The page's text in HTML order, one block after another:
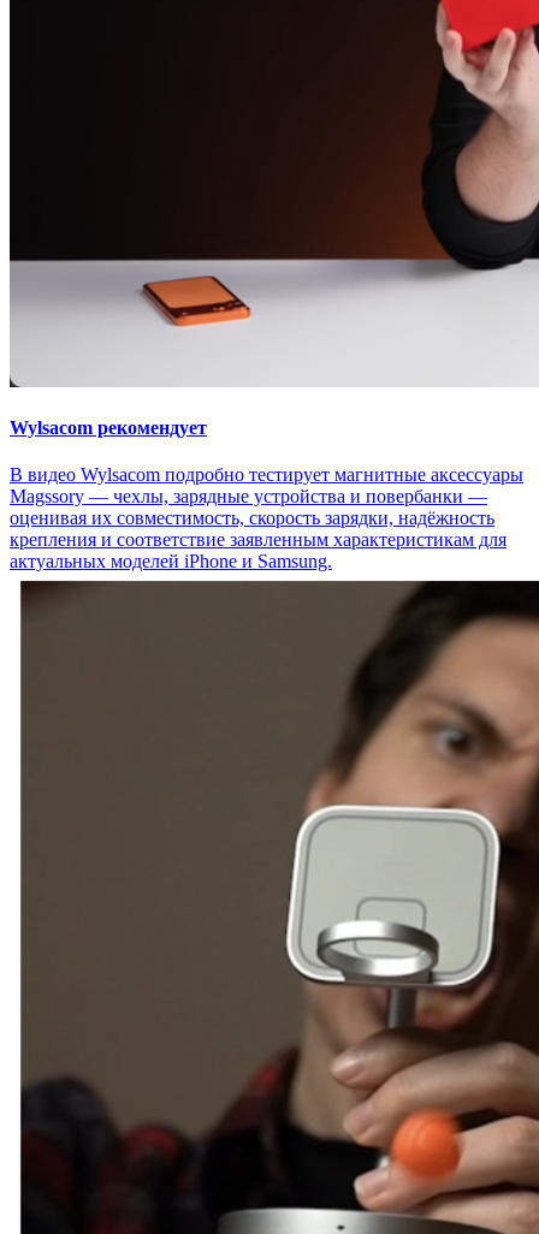
Wylsacom рекомендует
В видео Wylsacom подробно тестирует магнитные аксессуары
Magssory — чехлы, зарядные устройства и повербанки —
оценивая их совместимость, скорость зарядки, надёжность
крепления и соответствие заявленным характеристикам для
актуальных моделей iPhone и Samsung.